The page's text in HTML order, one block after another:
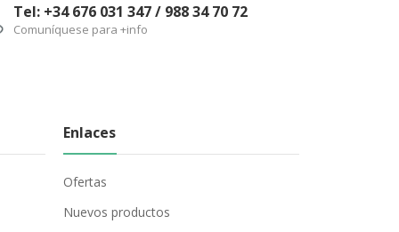
Tel: +34 676 031 347 / 988 34 70 72
Comuníquese para +info
Enlaces
Ofertas
Nuevos productos